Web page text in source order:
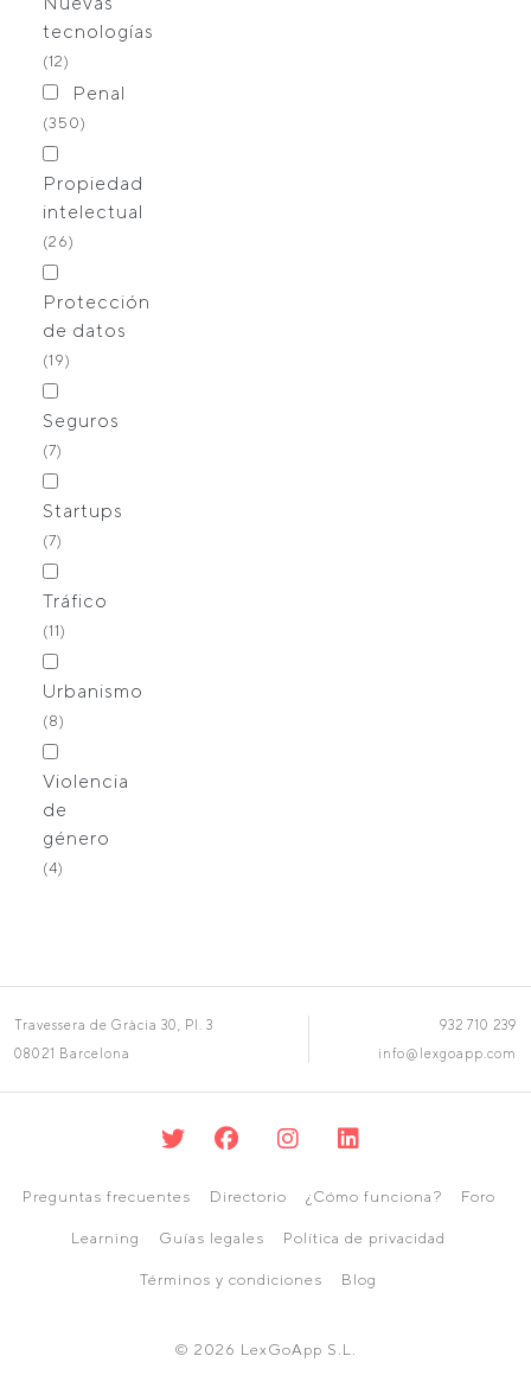
tecnologías
(12)
Penal
(350)
Propiedad
intelectual
(26)
Protección
de datos
(19)
Seguros
(7)
Startups
(7)
Tráfico
(11)
Urbanismo
(8)
Violencia
de
género
(4)
Travessera de Gràcia 30, Pl. 3
08021 Barcelona
932 710 239
info@lexgoapp.com
Preguntas frecuentes Directorio ¿Cómo funciona? Foro
Learning Guías legales Política de privacidad
Términos y condiciones Blog
© 2026 LexGoApp S.L.